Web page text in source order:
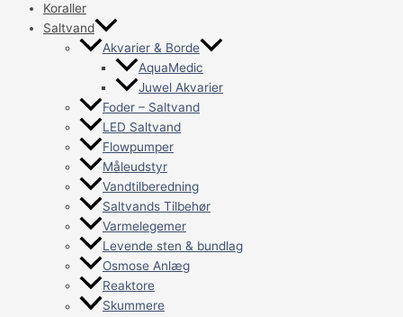
Koraller
Saltvand
Akvarier & Borde
AquaMedic
Juwel Akvarier
Foder – Saltvand
LED Saltvand
Flowpumper
Måleudstyr
Vandtilberedning
Saltvands Tilbehør
Varmelegemer
Levende sten & bundlag
Osmose Anlæg
Reaktore
Skummere